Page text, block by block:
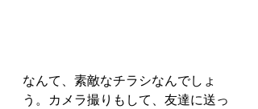
なんて、素敵なチラシなんでしょ
う。カメラ撮りもして、友達に送っ